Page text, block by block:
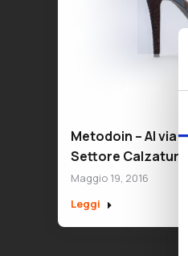
Metodoin – Al via
Settore
Maggio 19, 2016
Leggi